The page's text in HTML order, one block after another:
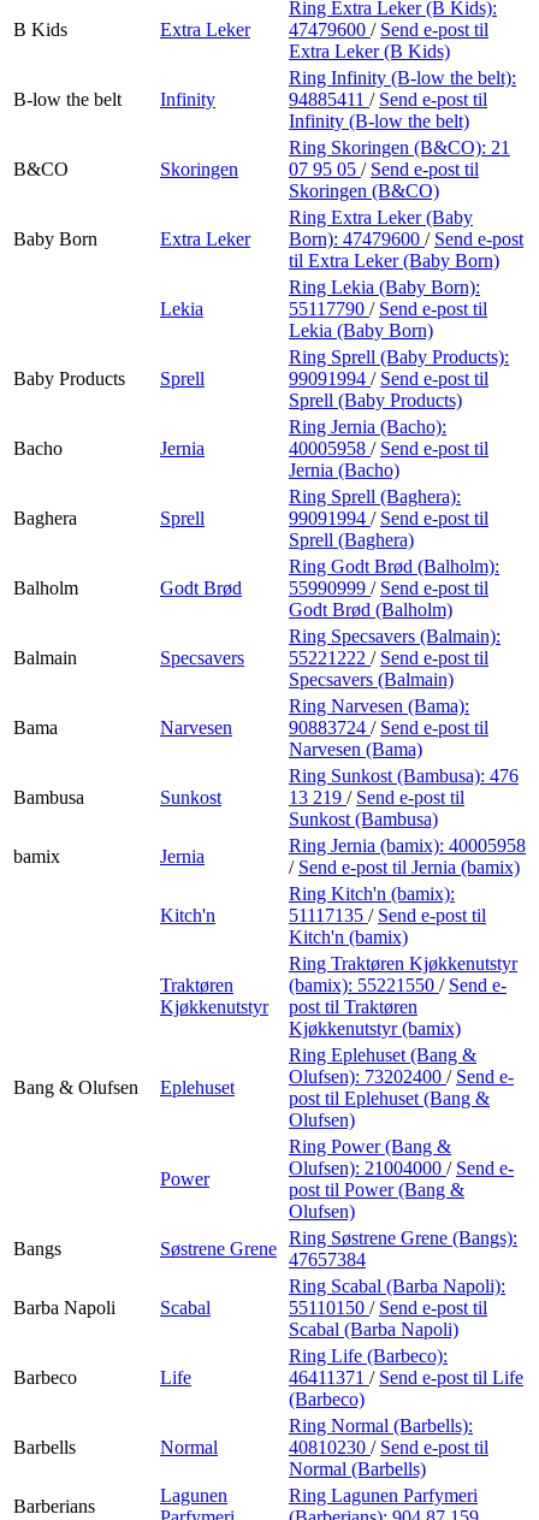
B Kids Extra Leker
Ring Extra Leker (B Kids):
47479600 / Send e-post til
Extra Leker (B Kids)
B-low the belt Infinity
Ring Infinity (B-low the belt):
94885411 / Send e-post til
Infinity (B-low the belt)
B&CO Skoringen
Ring Skoringen (B&CO): 21
07 95 05 / Send e-post til
Skoringen (B&CO)
Baby Born Extra Leker
Ring Extra Leker (Baby
Born): 47479600 / Send e-post
til Extra Leker (Baby Born)
Lekia
Ring Lekia (Baby Born):
55117790 / Send e-post til
Lekia (Baby Born)
Baby Products Sprell
Ring Sprell (Baby Products):
99091994 / Send e-post til
Sprell (Baby Products)
Bacho Jernia
Ring Jernia (Bacho):
40005958 / Send e-post til
Jernia (Bacho)
Baghera Sprell
Ring Sprell (Baghera):
99091994 / Send e-post til
Sprell (Baghera)
Balholm Godt Brød
Ring Godt Brød (Balholm):
55990999 / Send e-post til
Godt Brød (Balholm)
Balmain Specsavers
Ring Specsavers (Balmain):
55221222 / Send e-post til
Specsavers (Balmain)
Bama Narvesen
Ring Narvesen (Bama):
90883724 / Send e-post til
Narvesen (Bama)
Bambusa Sunkost
Ring Sunkost (Bambusa): 476
13 219 / Send e-post til
Sunkost (Bambusa)
bamix
Jernia
Ring Jernia (bamix): 40005958
/ Send e-post til Jernia (bamix)
Kitch'n
Ring Kitch'n (bamix):
51117135 / Send e-post til
Kitch'n (bamix)
Traktøren
Kjøkkenutstyr
Ring Traktøren Kjøkkenutstyr
(bamix): 55221550 / Send e-
post til Traktøren
Kjøkkenutstyr (bamix)
Bang & Olufsen Eplehuset
Ring Eplehuset (Bang &
Olufsen): 73202400 / Send e-
post til Eplehuset (Bang &
Olufsen)
Power
Ring Power (Bang &
Olufsen): 21004000 / Send e-
post til Power (Bang &
Olufsen)
Bangs
Søstrene Grene
Ring Søstrene Grene (Bangs):
47657384
Barba Napoli Scabal
Ring Scabal (Barba Napoli):
55110150 / Send e-post til
Scabal (Barba Napoli)
Barbeco Life
Ring Life (Barbeco):
46411371 / Send e-post til Life
(Barbeco)
Barbells Normal
Ring Normal (Barbells):
40810230 / Send e-post til
Normal (Barbells)
Barberians
Lagunen
Ring Lagunen Parfymeri